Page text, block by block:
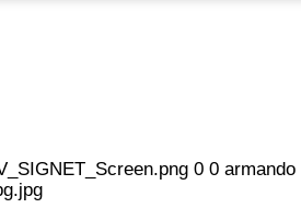
0 0 armando